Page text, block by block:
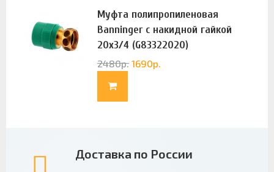
Муфта полипропиленовая
Banninger с накидной гайкой
20х3/4 (G83322020)
2480р. 1690р.
Доставка по России